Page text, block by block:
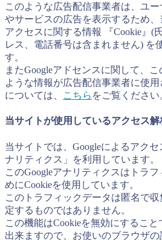
このような広告配信事業者は、ユ
やサービスの広告を表示するため
アクセスに関する情報 『Cookie』(
レス、電話番号は含まれません) を
す。
またGoogleアドセンスに関して、
ような情報が広告配信事業者に使
については、
こちら をご覧ください
当サイトが使用しているアクセス
当サイトでは、Googleによるアク
ナリティクス」を利用しています。
このGoogleアナリティクスはトラ
めにCookieを使用しています。
このトラフィックデータは匿名で
定するものではありません。
この機能はCookieを無効にするこ
出来ますので、お使いのブラウザの